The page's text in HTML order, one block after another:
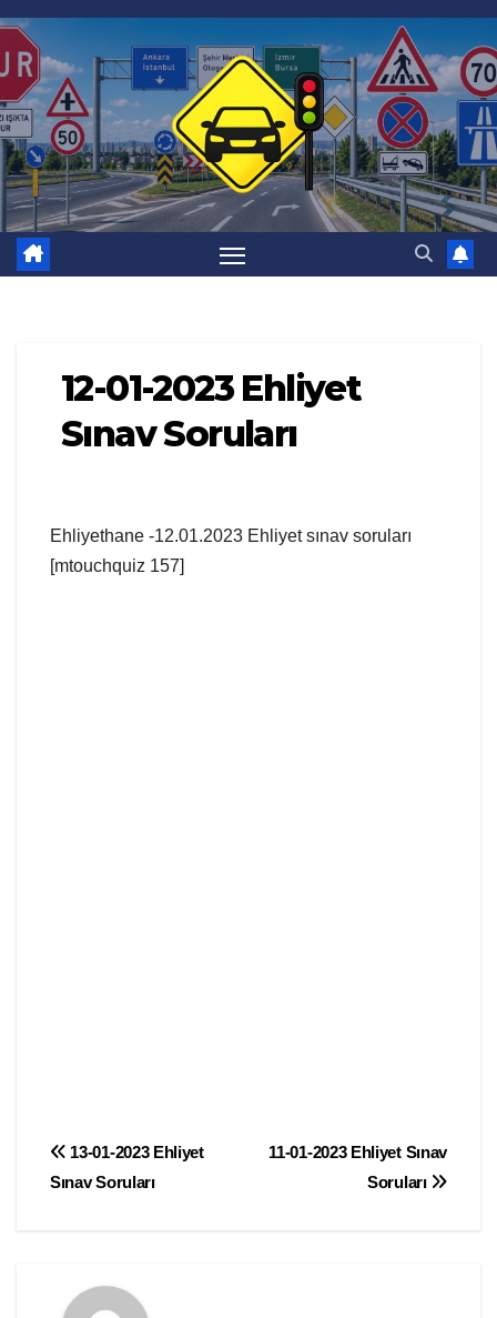
Skip
to
content
12-01-2023 Ehliyet
Sınav Soruları
Ehliyethane -12.01.2023 Ehliyet sınav soruları
[mtouchquiz 157]
Yazı
11-01-2023 Ehliyet Sınav
Soruları
13-01-2023 Ehliyet
Sınav Soruları